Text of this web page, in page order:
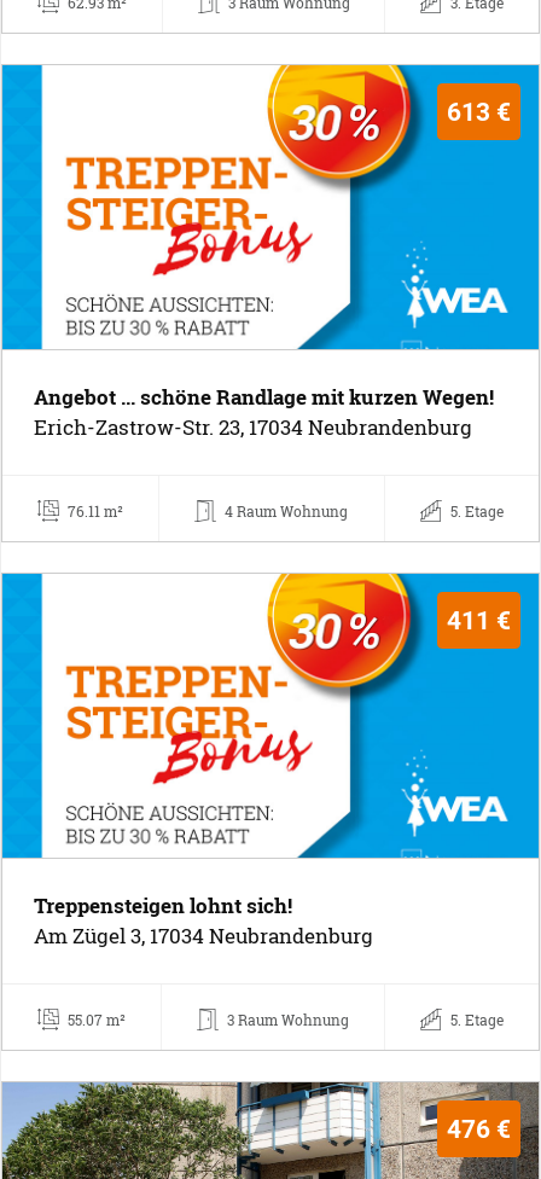
613 €
Angebot ... schöne Randlage mit kurzen Wegen!
Erich-Zastrow-Str. 23, 17034 Neubrandenburg
76.11 m² 4 Raum Wohnung 5. Etage
411 €
Treppensteigen lohnt sich!
Am Zügel 3, 17034 Neubrandenburg
55.07 m² 3 Raum Wohnung 5. Etage
476 €